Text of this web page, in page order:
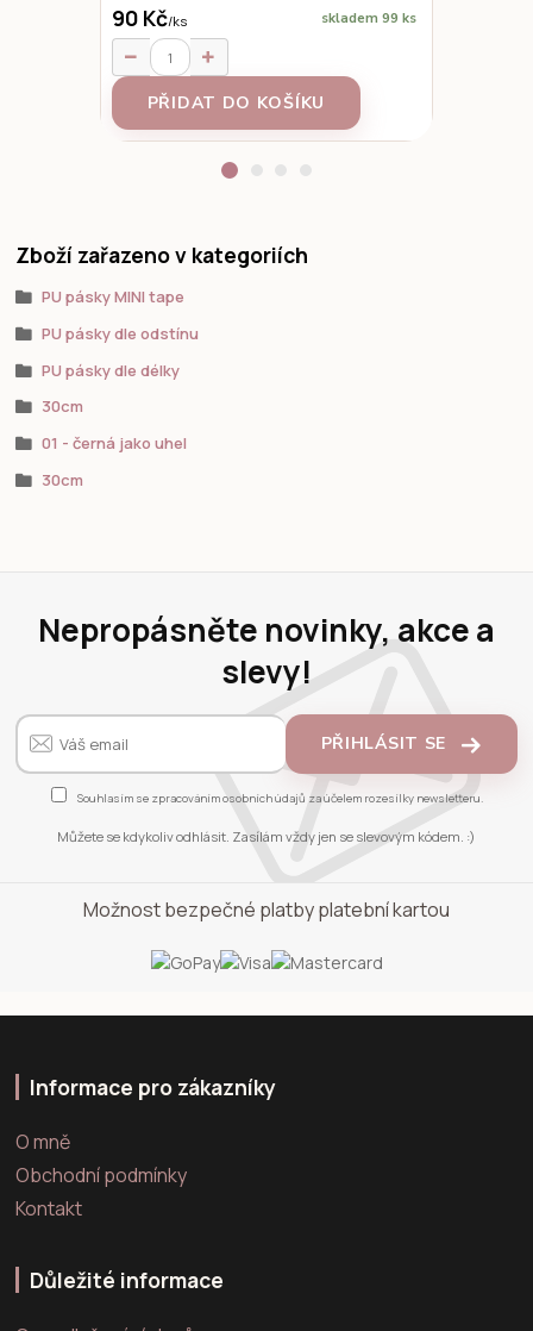
90 Kč/ks skladem 99 ks
PŘIDAT DO KOŠÍKU
Zboží zařazeno v kategoriích
PU pásky MINI tape
PU pásky dle odstínu
PU pásky dle délky
30cm
01 - černá jako uhel
30cm
Nepropásněte novinky, akce a
slevy!
PŘIHLÁSIT SE
Souhlasím se zpracováním osobních údajů za účelem rozesílky newsletteru.
Můžete se kdykoliv odhlásit. Zasílám vždy jen se slevovým kódem. :)
Možnost bezpečné platby platební kartou
Informace pro zákazníky
O mně
Obchodní podmínky
Kontakt
Důležité informace